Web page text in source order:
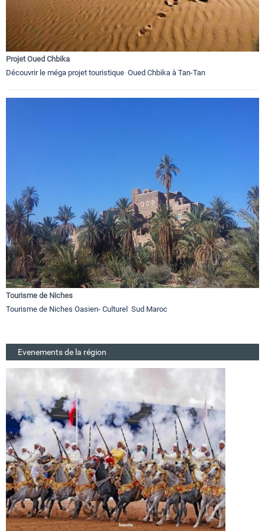
Projet Oued Chbika
Découvrir le méga projet touristique Oued Chbika à Tan-Tan
Tourisme de Niches
Tourisme de Niches Oasien- Culturel Sud Maroc
Evenements de la région